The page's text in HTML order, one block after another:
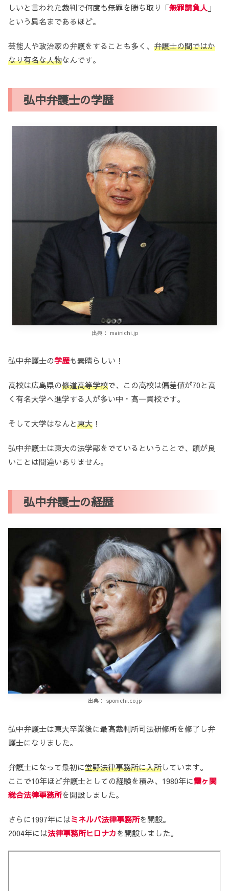
しいと言われた裁判で何度も無罪を勝ち取り「無罪請負人 」
という異名まであるほど。
芸能人や政治家の弁護をすることも多く、 弁護士の間ではか
なり有名な人物なんです。
弘中弁護士の学歴
出典： mainichi.jp
弘中弁護士の学歴も素晴らしい！
高校は広島県の修道高等学校で、この高校は偏差値が70と高
く有名大学へ進学する人が多い中・高一貫校です。
そして大学はなんと東大 ！
弘中弁護士は東大の法学部をでているということで、頭が良
いことは間違いありません。
弘中弁護士の経歴
出典： sponichi.co.jp
弘中弁護士は東大卒業後に最高裁判所司法研修所を修了し弁
護士になりました。
弁護士になって最初に堂野法律事務所に入所しています。
ここで10年ほど弁護士としての経験を積み、1980年に霞ヶ関
総合法律事務所を開設しました。
さらに1997年にはミネルバ法律事務所を開設。
2004年には法律事務所ヒロナカを開設しました。